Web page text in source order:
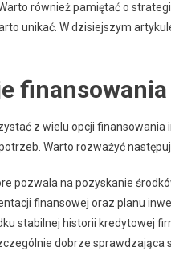
również pamiętać o
unikać. W dzisiejszym
z wielu opcji
Warto rozważyć
pozwala na pozyskanie
finansowej oraz planu
stabilnej historii kredytowej
dobrze sprawdzająca